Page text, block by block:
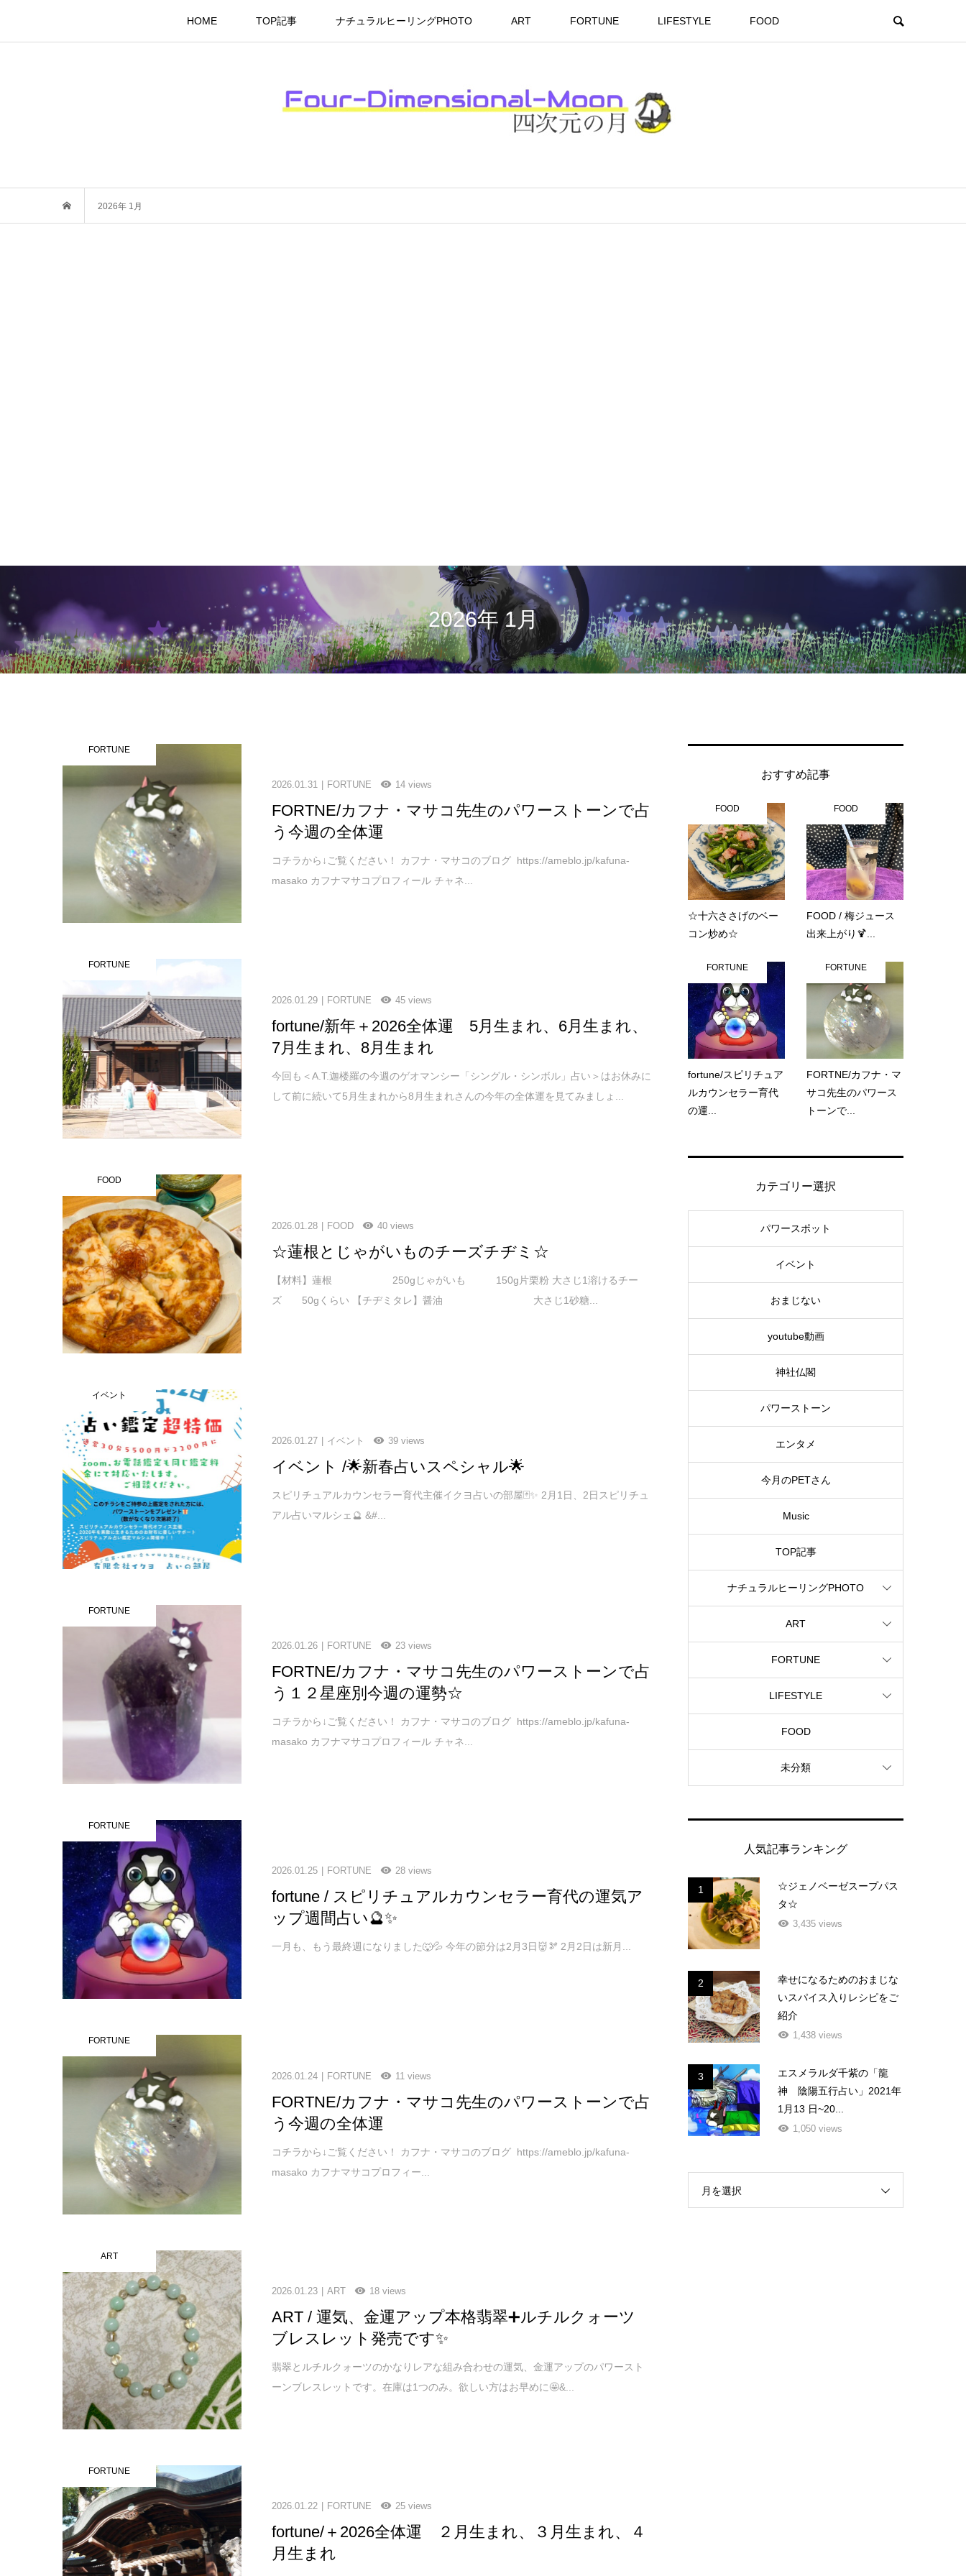
HOME TOP記事 ナチュラルヒーリングPHOTO ART FORTUNE LIFESTYLE FOOD
2026年 1月
2026年 1月
FORTUNE
2026.01.31 FORTUNE 14 views
FORTNE/カフナ・マサコ先生のパワーストーンで占
う今週の全体運
コチラから↓ご覧ください！ カフナ・マサコのブログ https://ameblo.jp/kafuna-
masako カフナマサコプロフィール チャネ...
FORTUNE
2026.01.29 FORTUNE 45 views
fortune/新年＋2026全体運 5月生まれ、6月生まれ、
7月生まれ、8月生まれ
今回も＜A.T.迦楼羅の今週のゲオマンシー「シングル・シンボル」占い＞はお休みに
して前に続いて5月生まれから8月生まれさんの今年の全体運を見てみましょ...
FOOD
2026.01.28 FOOD 40 views
☆蓮根とじゃがいものチーズチヂミ☆
【材料】蓮根 250gじゃがいも 150g片栗粉 大さじ1溶けるチー
ズ 50gくらい 【チヂミタレ】醤油 大さじ1砂糖...
イベント
2026.01.27 イベント 39 views
イベント /🌟新春占いスペシャル🌟
スピリチュアルカウンセラー育代主催イクヨ占いの部屋🃏✨ 2月1日、2日スピリチュ
アル占いマルシェ🔮 &#...
FORTUNE
2026.01.26 FORTUNE 23 views
FORTNE/カフナ・マサコ先生のパワーストーンで占
う１２星座別今週の運勢☆
コチラから↓ご覧ください！ カフナ・マサコのブログ https://ameblo.jp/kafuna-
masako カフナマサコプロフィール チャネ...
FORTUNE
2026.01.25 FORTUNE 28 views
fortune / スピリチュアルカウンセラー育代の運気ア
ップ週間占い🔮✨
一月も、もう最終週になりました🐺💦 今年の節分は2月3日👹🫘 2月2日は新月...
FORTUNE
2026.01.24 FORTUNE 11 views
FORTNE/カフナ・マサコ先生のパワーストーンで占
う今週の全体運
コチラから↓ご覧ください！ カフナ・マサコのブログ https://ameblo.jp/kafuna-
masako カフナマサコプロフィー...
ART
2026.01.23 ART 18 views
ART / 運気、金運アップ本格翡翠➕ルチルクォーツ
ブレスレット発売です✨
翡翠とルチルクォーツのかなりレアな組み合わせの運気、金運アップのパワースト
ーンブレスレットです。在庫は1つのみ。欲しい方はお早めに🤩&...
FORTUNE
2026.01.22 FORTUNE 25 views
fortune/＋2026全体運 ２月生まれ、３月生まれ、４
月生まれ
おすすめ記事
FOOD
☆十六ささげのベー
コン炒め☆
FOOD
FOOD / 梅ジュース
出来上がり🍹...
FORTUNE
fortune/スピリチュア
ルカウンセラー育代
の運...
FORTUNE
FORTNE/カフナ・マ
サコ先生のパワース
トーンで...
カテゴリー選択
パワースポット
イベント
おまじない
youtube動画
神社仏閣
パワーストーン
エンタメ
今月のPETさん
Music
TOP記事
ナチュラルヒーリングPHOTO
ART
FORTUNE
LIFESTYLE
FOOD
未分類
人気記事ランキング
1
☆ジェノベーゼスープパス
タ☆
3,435 views
2
幸せになるためのおまじな
いスパイス入りレシピをご
紹介
1,438 views
3
エスメラルダ千紫の「龍
神 陰陽五行占い」2021年
1月13 日~20...
1,050 views
月を選択